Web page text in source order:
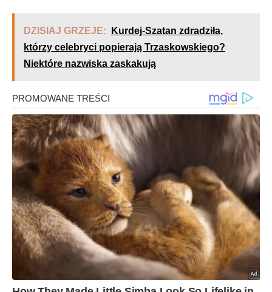
DZISIAJ GRZEJE:
Kurdej-Szatan zdradziła,
którzy celebryci popierają Trzaskowskiego?
Niektóre nazwiska zaskakują